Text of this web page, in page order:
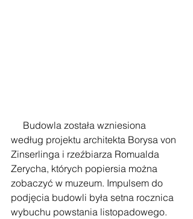
według projektu architekta Borysa von
Zinserlinga i rzeźbiarza Romualda
Zerycha, których popiersia można
zobaczyć w muzeum. Impulsem do
podjęcia budowli była setna rocznica
wybuchu powstania listopadowego.